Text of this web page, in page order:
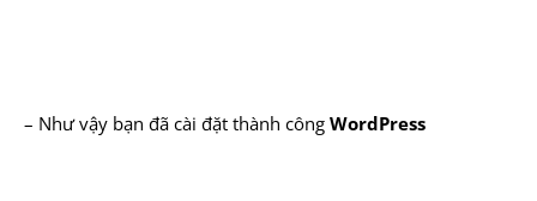
– Như vậy bạn đã cài đặt thành công WordPress